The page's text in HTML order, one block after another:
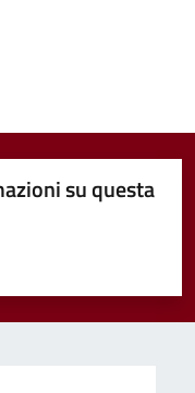
su questa